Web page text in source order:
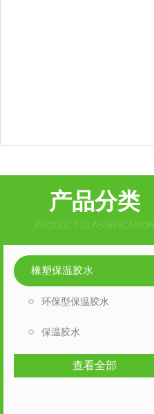
产品分类
PRODUCT CLASSIFICATION
橡塑保温胶水
环保型保温胶水
保温胶水
查看全部